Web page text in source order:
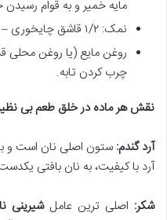
مایه خمیر و به قوام رسیدن
نمک: ۱/۲ قاشق چایخوری – برای تعادل طعم و تقویت شیرینی.
روغن مایع (یا روغن محلی
چرب کردن تابه.
نقش هر ماده در خلق طعم بی
آرد گندم: ستون اصلی نان است و
آرد با کیفیت، به نان بافتی
شکر: اصلی ترین عاملشیرینی